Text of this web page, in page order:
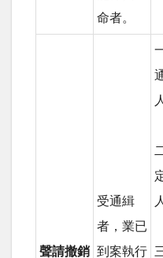
命者。
聲請撤銷
受通緝
者，業已
到案執行